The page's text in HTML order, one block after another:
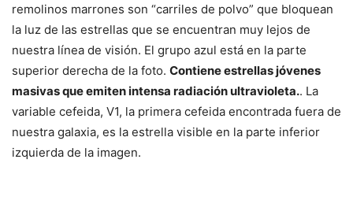
remolinos marrones son “carriles de polvo” que bloquean
la luz de las estrellas que se encuentran muy lejos de
nuestra línea de visión. El grupo azul está en la parte
superior derecha de la foto. Contiene estrellas jóvenes
masivas que emiten intensa radiación ultravioleta.. La
variable cefeida, V1, la primera cefeida encontrada fuera de
nuestra galaxia, es la estrella visible en la parte inferior
izquierda de la imagen.